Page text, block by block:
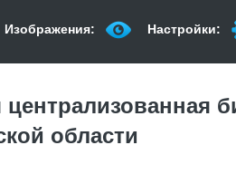
Изображения: Настройки:
области